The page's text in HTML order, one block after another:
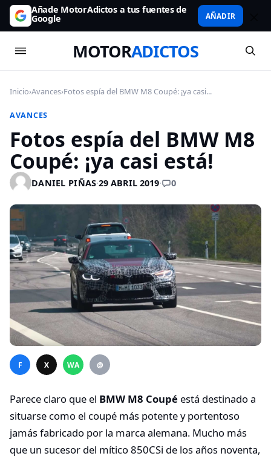
Añade MotorAdictos a tus fuentes de
Google AÑADIR
MOTORADICTOS
Inicio›Avances›Fotos espía del BMW M8 Coupé: ¡ya casi...
AVANCES
Fotos espía del BMW M8
Coupé: ¡ya casi está!
DANIEL PIÑAS·29 ABRIL 2019· 0
F X WA @
Parece claro que el BMW M8 Coupé está destinado a
situarse como el coupé más potente y portentoso
jamás fabricado por la marca alemana. Mucho más
que un sucesor del mítico 850CSi de los años noventa,